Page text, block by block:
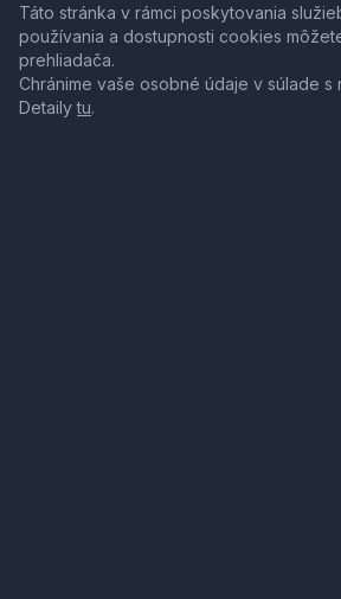
Táto stránka v rámci poskytovania
používania a dostupnosti cookies
prehliadača.
Chránime vaše osobné údaje v súlade s
Detailytu.